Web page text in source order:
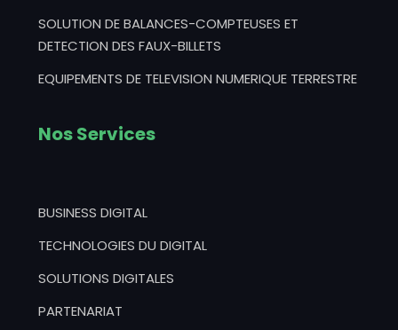
SOLUTION DE BALANCES-COMPTEUSES ET
DETECTION DES FAUX-BILLETS
EQUIPEMENTS DE TELEVISION NUMERIQUE TERRESTRE
Nos Services
BUSINESS DIGITAL
TECHNOLOGIES DU DIGITAL
SOLUTIONS DIGITALES
PARTENARIAT